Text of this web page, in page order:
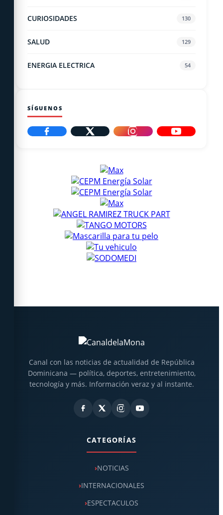
CURIOSIDADES 130
SALUD 129
ENERGIA ELECTRICA 54
SÍGUENOS
Canal con las noticias de actualidad de República
Dominicana — política, deportes, entretenimiento,
tecnología y más. Información veraz y al instante.
CATEGORÍAS
NOTICIAS
INTERNACIONALES
ESPECTACULOS